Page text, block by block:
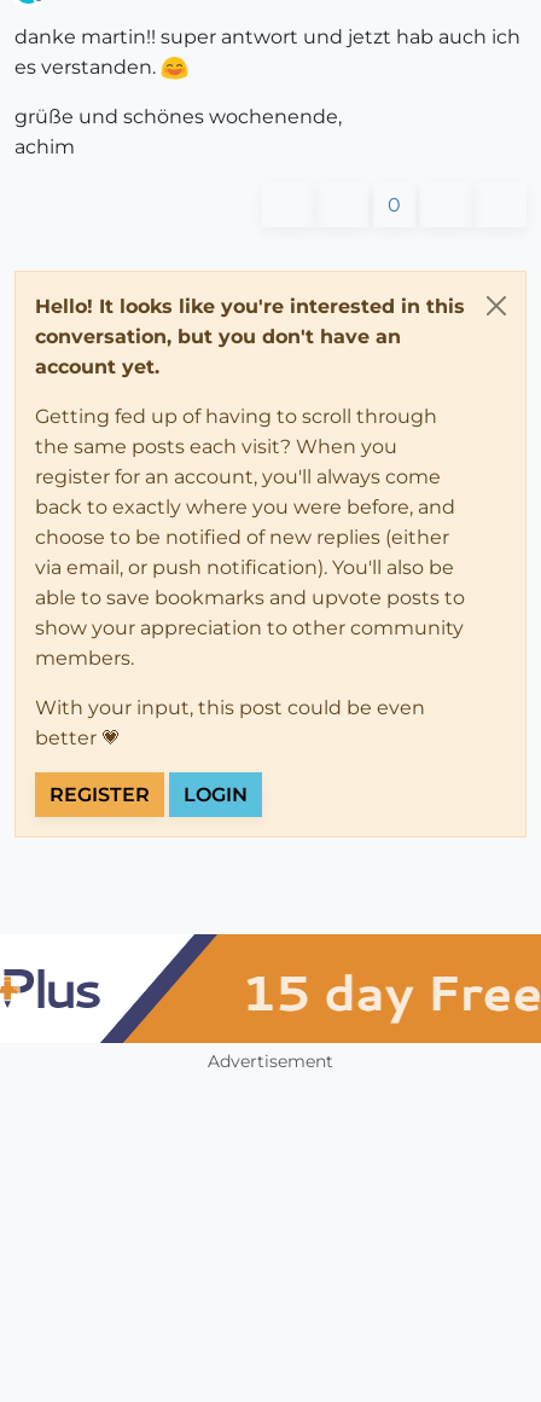
Offline
danke martin!! super antwort und jetzt hab auch ich
es verstanden.
grüße und schönes wochenende,
achim
0
Hello! It looks like you're interested in this
conversation, but you don't have an
account yet.
Getting fed up of having to scroll through
the same posts each visit? When you
register for an account, you'll always come
back to exactly where you were before, and
choose to be notified of new replies (either
via email, or push notification). You'll also be
able to save bookmarks and upvote posts to
show your appreciation to other community
members.
With your input, this post could be even
better 💗
REGISTER LOGIN
Advertisement